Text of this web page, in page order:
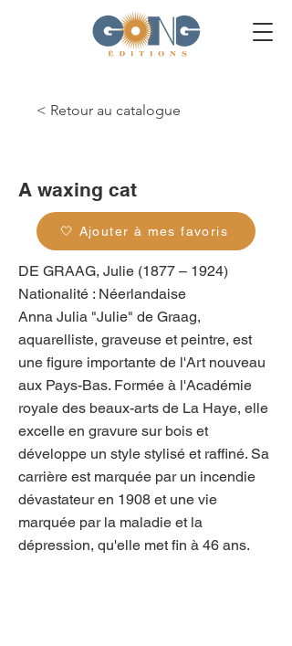
< Retour au catalogue
A waxing cat
🤍 Ajouter à mes favoris
DE GRAAG, Julie (1877 – 1924)
Nationalité : Néerlandaise
Anna Julia "Julie" de Graag,
aquarelliste, graveuse et peintre, est
une figure importante de l'Art nouveau
aux Pays-Bas. Formée à l'Académie
royale des beaux-arts de La Haye, elle
excelle en gravure sur bois et
développe un style stylisé et raffiné. Sa
carrière est marquée par un incendie
dévastateur en 1908 et une vie
marquée par la maladie et la
dépression, qu'elle met fin à 46 ans.